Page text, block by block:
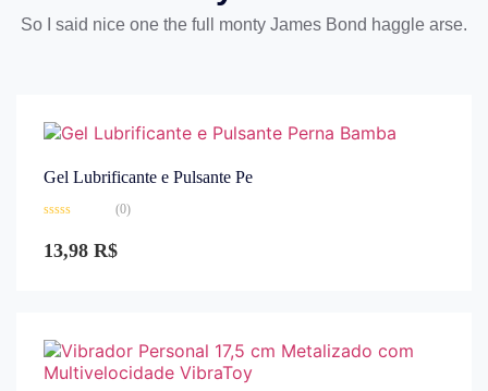
So I said nice one the full monty James Bond haggle arse.
Gel Lubrificante e Pulsante Pe
0
de
(0)
13,98 R$